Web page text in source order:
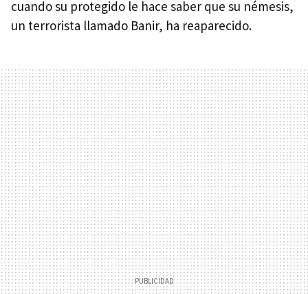
cuando su protegido le hace saber que su némesis,
un terrorista llamado Banir, ha reaparecido.